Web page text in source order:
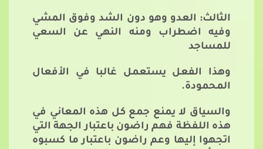
الثالث: العدو وهو دون الشد وفوق المشي
وفيه اضطراب ومنه النهي عن السعي
للمساجد
وهذا الفعل يستعمل غالبا في الأفعال
المحمودة.
والسياق لا يمنع جمع كل هذه المعاني في
هذه اللفظة فهم راضون باعتبار الجهة التي
اتجهوا إليها وعم راضون باعتبار ما كسبوه